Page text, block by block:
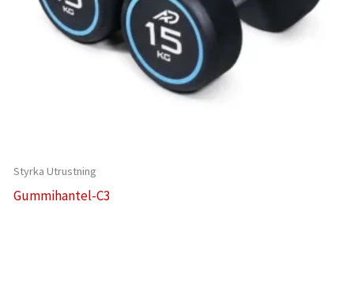
Styrka Utrustning
Gummihantel-C3